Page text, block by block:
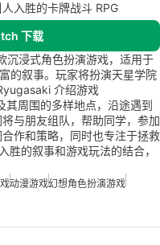
入胜的卡牌战斗 RPG
下载
浸式角色扮演游戏，适用于
的叙事。玩家将扮演天星学院
介绍游戏
周围的多样地点，沿途遇到
与朋友组队，帮助同学，参加
作和策略，同时也专注于拯救
的叙事和游戏玩法的结合，
动漫游戏幻想角色扮演游戏